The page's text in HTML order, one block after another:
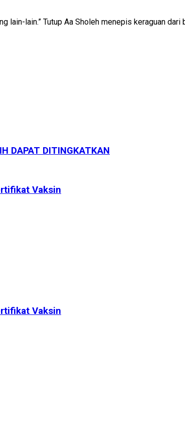
lain-lain.” Tutup Aa Sholeh menepis keraguan dari
DAPAT DITINGKATKAN
Vaksin
Vaksin